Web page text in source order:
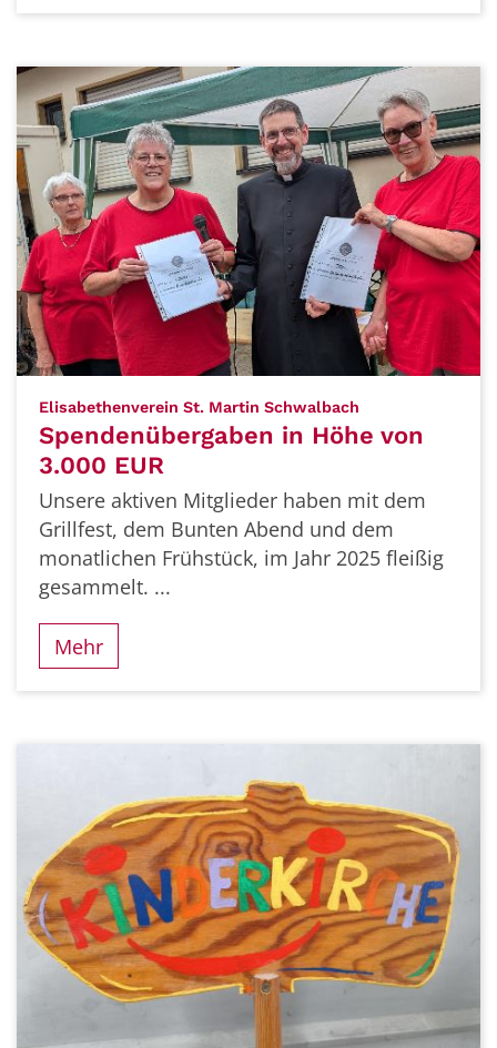
Elisabethenverein St. Martin Schwalbach
Spendenübergaben in Höhe von
3.000 EUR
Unsere aktiven Mitglieder haben mit dem
Grillfest, dem Bunten Abend und dem
monatlichen Frühstück, im Jahr 2025 fleißig
gesammelt. ...
Mehr